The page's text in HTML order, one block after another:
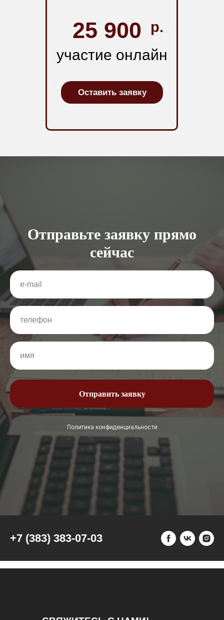
участие онлайн
25 900
Оставить заявку
р.
Отправьте заявку прямо
сейчас
Отправить заявку
Политика конфиденциальности
+7 (383) 383-07-03